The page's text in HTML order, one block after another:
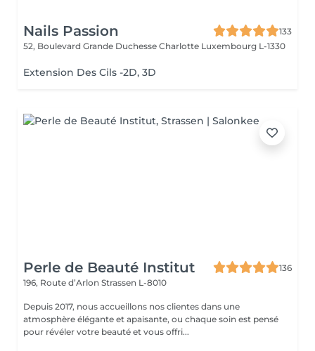
Nails Passion
133
52, Boulevard Grande Duchesse Charlotte Luxembourg L-1330
Extension Des Cils -2D, 3D
Perle de Beauté Institut
136
196, Route d’Arlon Strassen L-8010
Depuis 2017, nous accueillons nos clientes dans une
atmosphère élégante et apaisante, ou chaque soin est pensé
pour révéler votre beauté et vous offri...